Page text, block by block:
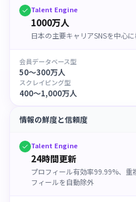
Talent Engine
1000万人
日本の主要キャリアSNSを中心
会員データベース型
50〜300万人
スクレイピング型
400〜1,000万人
情報の鮮度と信頼度
Talent Engine
24時間更新
プロフィール有効率99.99%、重
フィールを自動除外